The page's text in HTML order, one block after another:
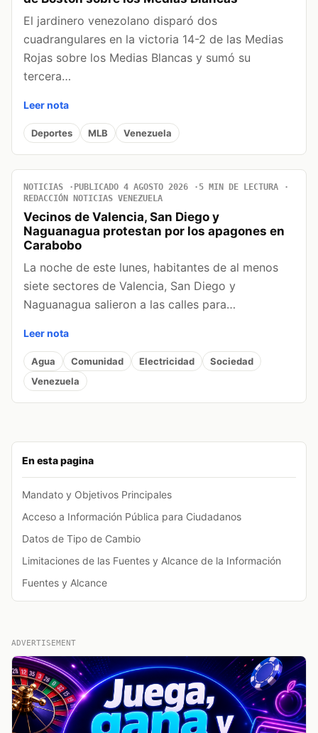
En esta pagina
Mandato y Objetivos Principales
Acceso a Información Pública para Ciudadanos
Datos de Tipo de Cambio
Limitaciones de las Fuentes y Alcance de la Información
Fuentes y Alcance
El jardinero venezolano disparó dos
cuadrangulares en la victoria 14-2 de las Medias
Rojas sobre los Medias Blancas y sumó su
tercera…
Leer nota
Deportes MLB Venezuela
NOTICIAS PUBLICADO 4 AGOSTO 2026
5 MIN DE LECTURA
REDACCIÓN NOTICIAS VENEZUELA
Vecinos de Valencia, San Diego y
Naguanagua protestan por los apagones en
Carabobo
La noche de este lunes, habitantes de al menos
siete sectores de Valencia, San Diego y
Naguanagua salieron a las calles para…
Leer nota
Agua Comunidad Electricidad
Sociedad
Venezuela
ADVERTISEMENT